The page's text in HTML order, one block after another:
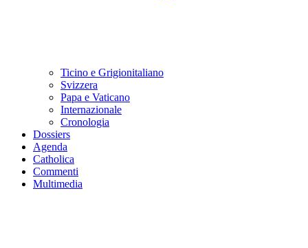
Ticino e Grigionitaliano
Svizzera
Papa e Vaticano
Internazionale
Cronologia
Dossiers
Agenda
Catholica
Commenti
Multimedia